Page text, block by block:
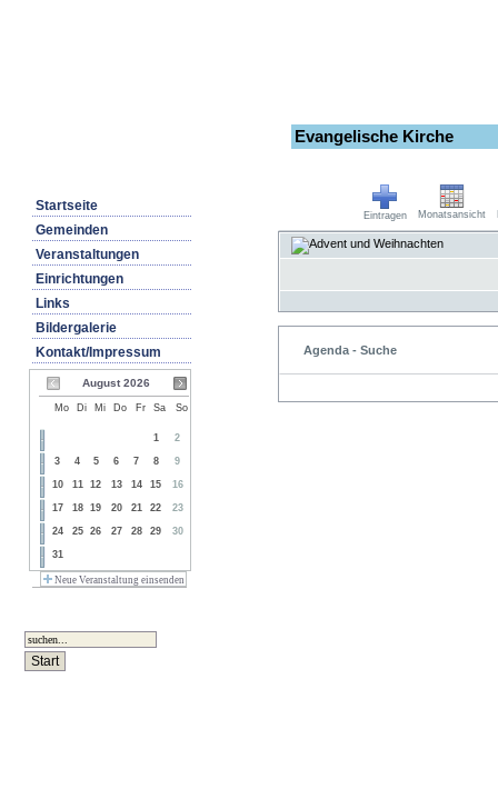
Evangelische Kirche
Startseite
Gemeinden
Veranstaltungen
Einrichtungen
Links
Bildergalerie
Kontakt/Impressum
August 2026
Mo Di Mi Do Fr Sa So
1 2
3 4 5 6 7 8 9
10 11 12 13 14 15 16
17 18 19 20 21 22 23
24 25 26 27 28 29 30
31
Neue Veranstaltung einsenden
Eintragen Monatsansicht
Agenda - Suche